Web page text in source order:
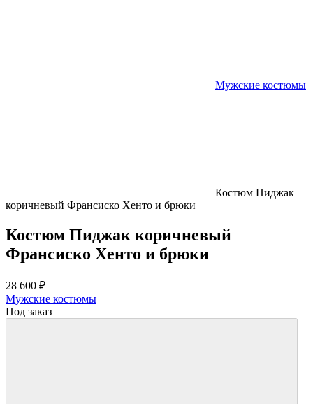
Мужские костюмы
Костюм Пиджак
коричневый Франсиско Хенто и брюки
Костюм Пиджак коричневый
Франсиско Хенто и брюки
28 600 ₽
Мужские костюмы
Под заказ